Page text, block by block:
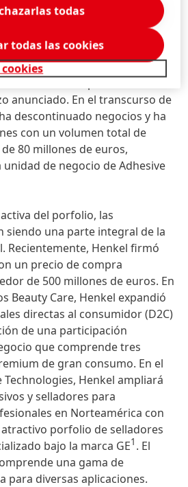
de las cuales se
del 50% para ser
durante 2021. A
actuales del mercado,
anunciado. En el transcurso de
descontinuado negocios y ha
con un volumen total de
80 millones de euros,
de negocio de Adhesive
del porfolio, las
siendo una parte integral de la
Recientemente, Henkel firmó
un precio de compra
de 500 millones de euros. En
Beauty Care, Henkel expandió
directas al consumidor (D2C)
de una participación
que comprende tres
de gran consumo. En el
Technologies, Henkel ampliará
y selladores para
en Norteamérica con
porfolio de selladores
bajo la marca GE1 . El
una gama de
para diversas aplicaciones.
todas
todas las cookies